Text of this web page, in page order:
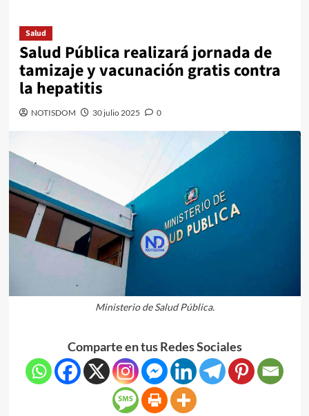
Salud
Salud Pública realizará jornada de
tamizaje y vacunación gratis contra
la hepatitis
NOTISDOM 30 julio 2025 0
Ministerio de Salud Pública.
Comparte en tus Redes Sociales